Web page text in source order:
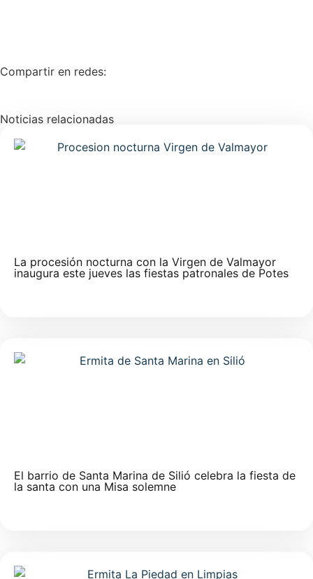
Compartir en redes:
Noticias relacionadas
La procesión nocturna con la Virgen de Valmayor
inaugura este jueves las fiestas patronales de Potes
El barrio de Santa Marina de Silió celebra la fiesta de
la santa con una Misa solemne